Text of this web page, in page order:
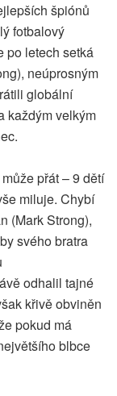
špiónů
fotbalový
po letech setká
neúprosným
globální
každým velkým
přát – 9 dětí
miluje. Chybí
(Mark Strong),
svého bratra
odhalil tajné
křivě obviněn
pokud má
blbce